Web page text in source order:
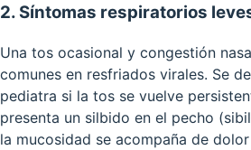
2. Síntomas respiratorios
Una tos ocasional y congestión
comunes en resfriados virales. Se
pediatra si la tos se vuelve
presenta un silbido en el pecho
la mucosidad se acompaña de